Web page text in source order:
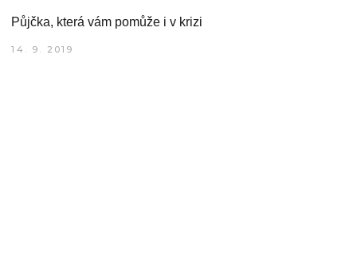
Půjčka, která vám pomůže i v krizi
14. 9. 2019